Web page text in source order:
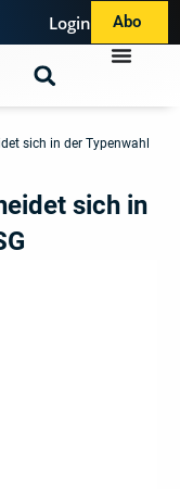
Login Abo
sich in der Typenwahl
sich in